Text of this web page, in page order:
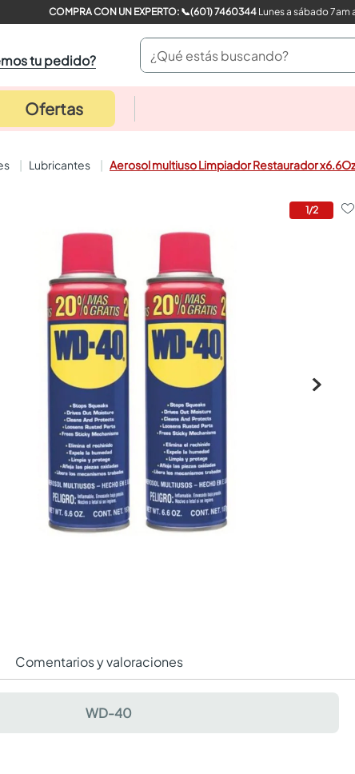
COMPRA CON UN EXPERTO: 📞(601) 7460344Lunes a sábado 7am
tu pedido?
¿Qué estás buscando?
Ofertas
lubricantes Aerosol multiuso Limpiador Restaurador
1/2
Comentarios y valoraciones
WD-40
closet
sanitarios
armarios closet
comedores
neveras